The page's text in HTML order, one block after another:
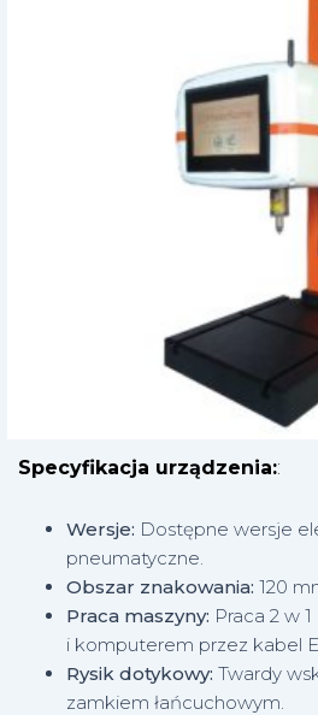
Specyfikacja urządzenia::
Wersje: Dostępne wersje
pneumatyczne.
Obszar znakowania: 120
Praca maszyny: Praca 2 w
i komputerem przez kabel
Rysik dotykowy: Twardy
zamkiem łańcuchowym.